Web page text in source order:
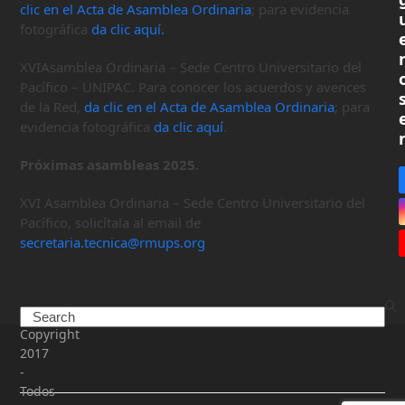
clic en el Acta de Asamblea Ordinaria; para evidencia
fotográfica da clic aquí.
XVIAsamblea Ordinaria – Sede Centro Universitario del
Pacífico – UNIPAC. Para conocer los acuerdos y avences
de la Red, da clic en el Acta de Asamblea Ordinaria; para
evidencia fotográfica da clic aquí
Próximas asambleas 2025.
XVI Asamblea Ordinaria – Sede Centro Universitario del
Pacífico, solicítala al email de
secretaria.tecnica@rmups.org
Search
Entradas recientes
Copyright
2017
-
Todos